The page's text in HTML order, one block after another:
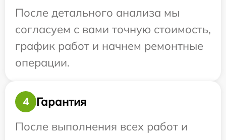
После детального анализа мы
согласуем с вами точную стоимость,
график работ и начнем ремонтные
операции.
4
Гарантия
После выполнения всех работ и